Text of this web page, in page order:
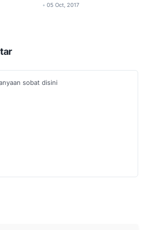
• 05 Oct, 2017
sobat disini